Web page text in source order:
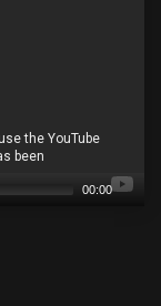
00:00